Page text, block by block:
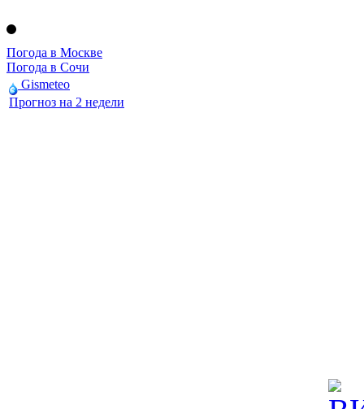
Погода в Москве
Погода в Сочи
Gismeteo
Прогноз на 2 недели